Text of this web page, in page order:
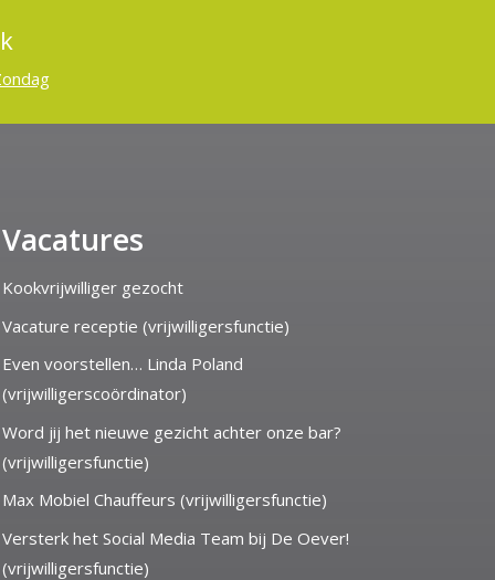
Vacatures
Kookvrijwilliger gezocht
Vacature receptie (vrijwilligersfunctie)
Even voorstellen… Linda Poland
(vrijwilligerscoördinator)
Word jij het nieuwe gezicht achter onze bar?
(vrijwilligersfunctie)
Max Mobiel Chauffeurs (vrijwilligersfunctie)
Versterk het Social Media Team bij De Oever!
(vrijwilligersfunctie)